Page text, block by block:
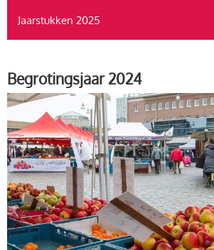
Jaarstukken 2025
Begrotingsjaar 2024